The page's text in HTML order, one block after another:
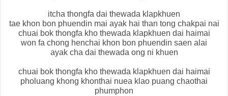
itcha thongfa dai thewada klapkhuen
tae khon bon phuendin mai ayak hai than tong chakpai nai
chuai bok thongfa kho thewada klapkhuen dai haimai
won fa chong henchai khon bon phuendin saen alai
ayak cha dai thewada ong ni khuen
chuai bok thongfa kho thewada klapkhuen dai haimai
pholuang khong khonthai nuea klao puang chaothai
phumphon